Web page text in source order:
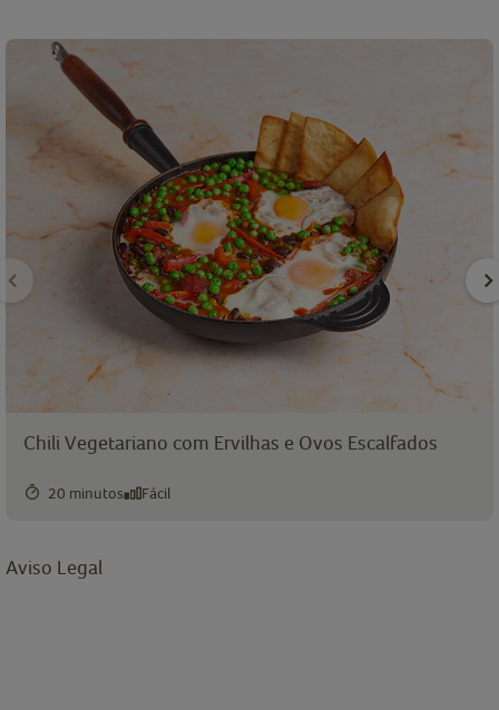
Chili Vegetariano com Ervilhas e Ovos Escalfados
20 minutos Fácil
Aviso Legal